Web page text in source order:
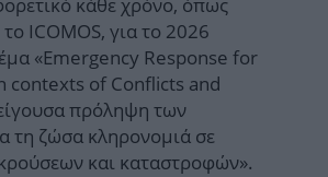
κάθε χρόνο, όπως
ICOMOS, για το 2026
«Emergency Response for
contexts of Conflicts and
πρόληψη των
τη ζώσα κληρονομιά σε
και καταστροφών».